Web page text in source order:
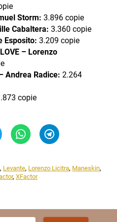
Storm: 3.896 copie
Cabaltera: 3.360 copie
Esposito: 3.209 copie
– Lorenzo
Andrea Radice: 2.264
copie
, Levante, Lorenzo Licitra, Maneskin,
,XFactor